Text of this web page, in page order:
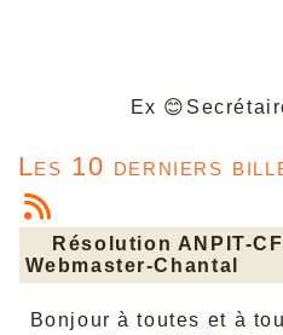
Ex 😊
Les 10 derniers
Résolution ANPIT-
Webmaster-Chantal
Bonjour à toutes et à